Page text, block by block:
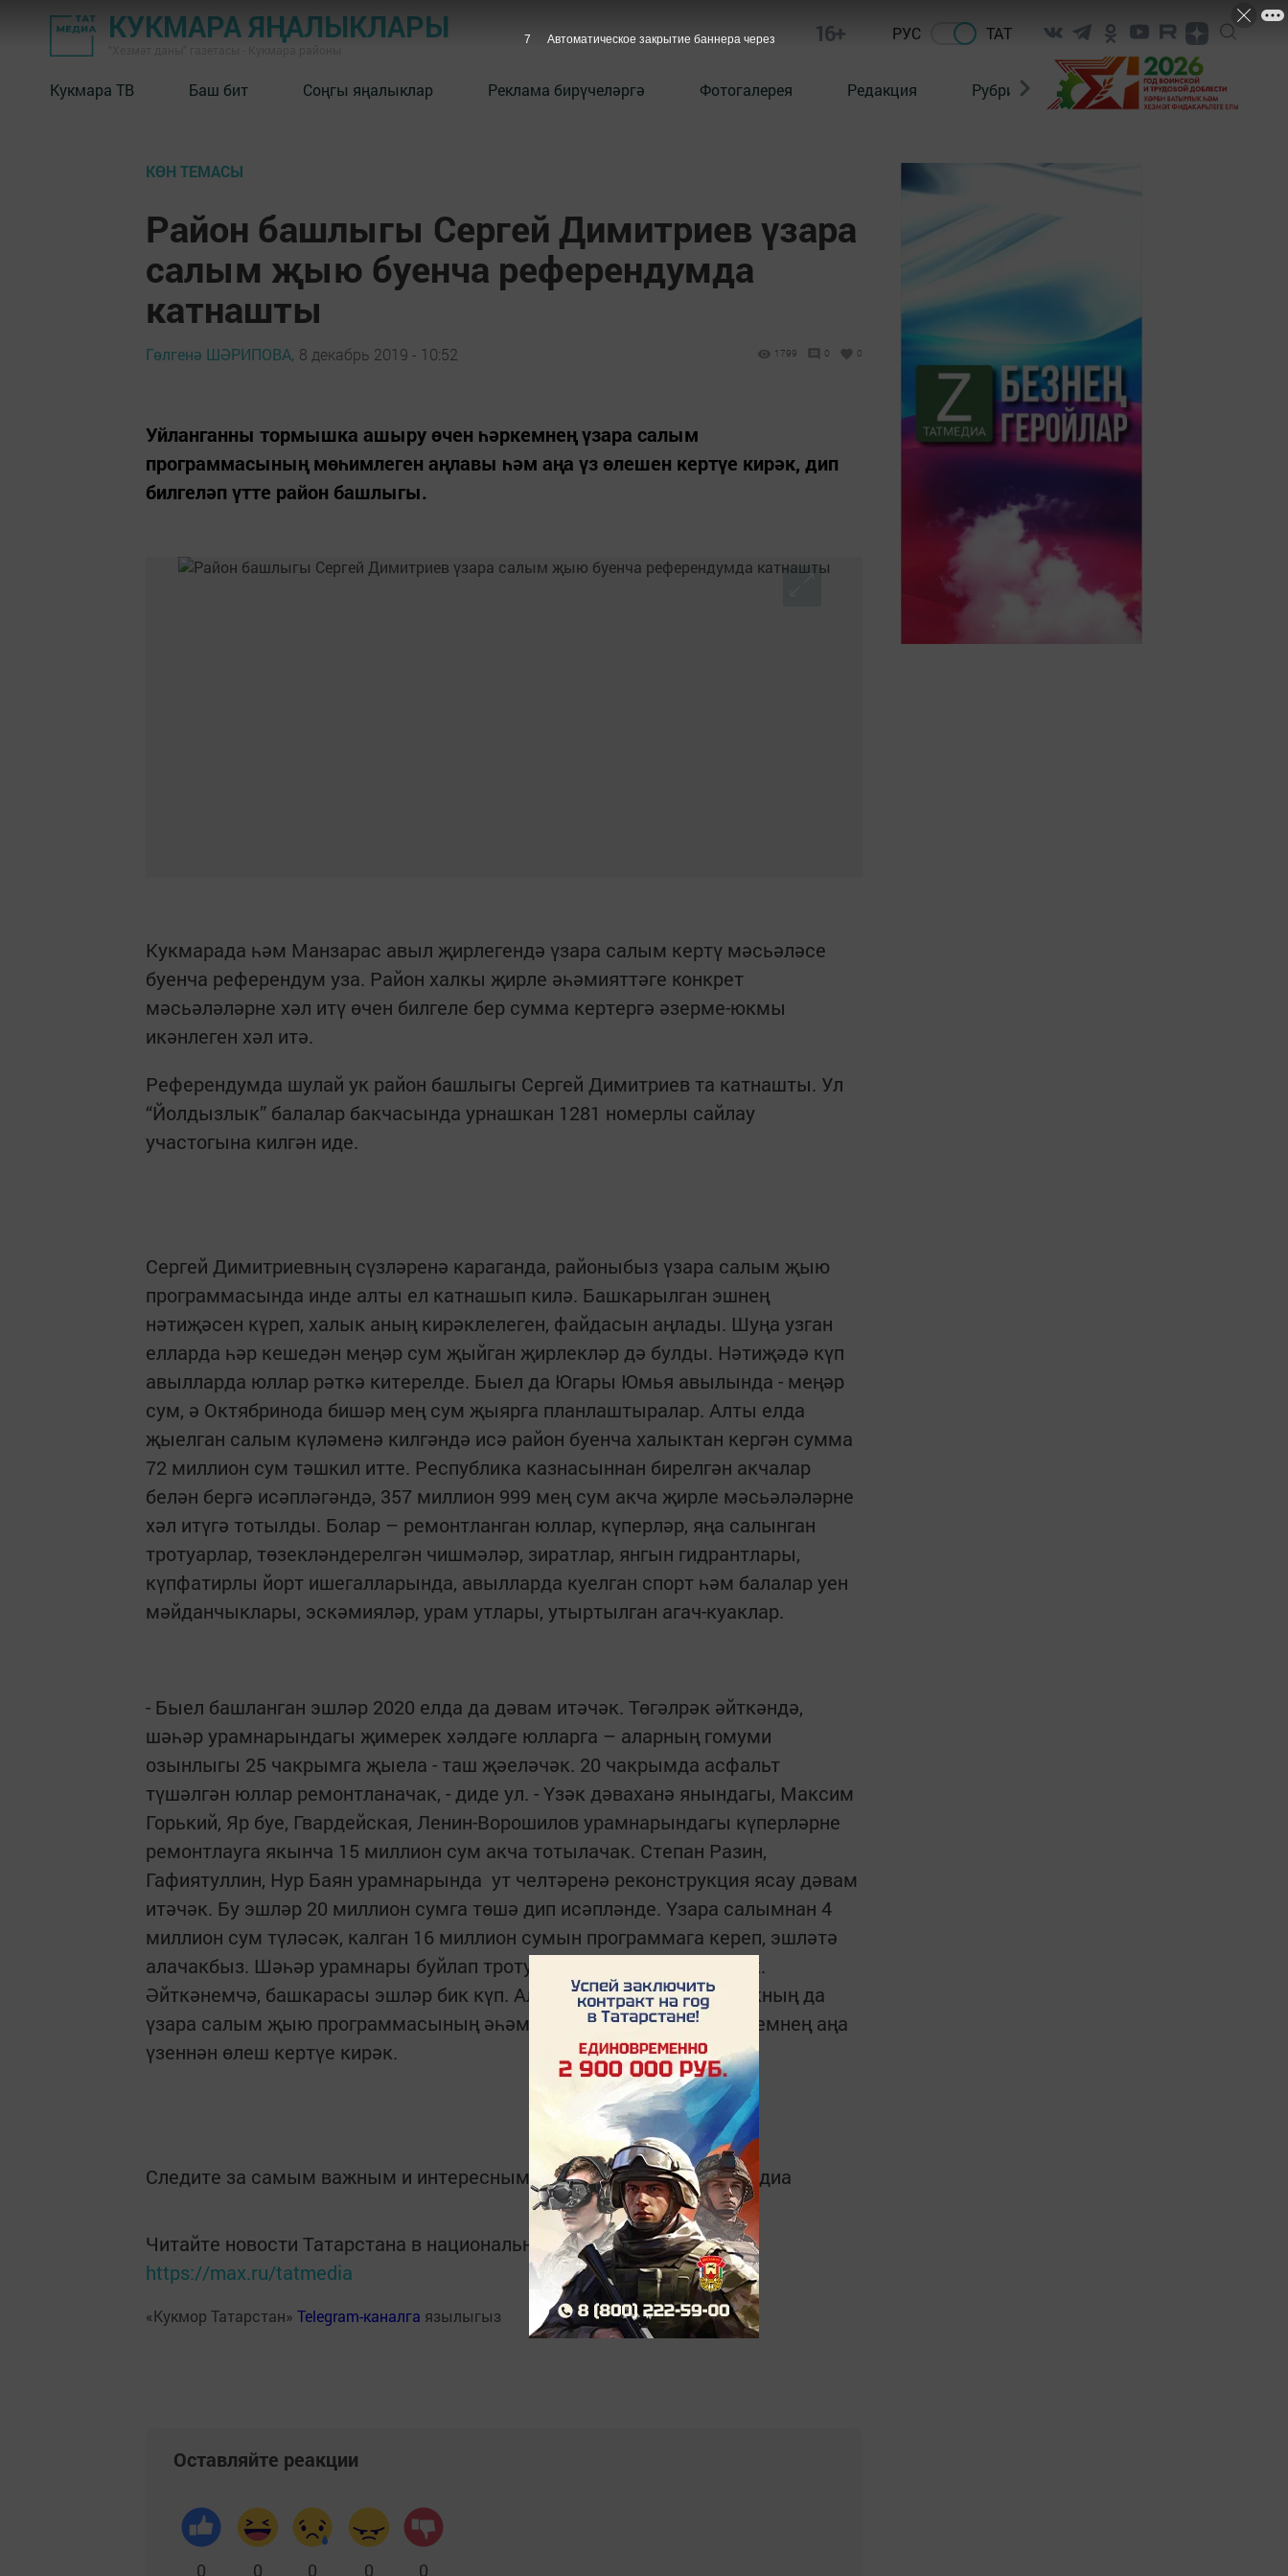
КУКМАРА ЯҢАЛЫКЛАРЫ 16+ РУС ТАТ
Кукмара ТВ Баш бит Соңгы яңалыклар Реклама бирүчеләргә Фотогалерея Редакция Рубрикалар
КӨН ТЕМАСЫ
Район башлыгы Сергей Димитриев үзара
салым җыю буенча референдумда
катнашты
Гөлгенә ШӘРИПОВА, 8 декабрь 2019 - 10:52 1799 0 0
Уйланганны тормышка ашыру өчен һәркемнең үзара салым
программасының мөһимлеген аңлавы һәм аңа үз өлешен кертүе кирәк, дип
билгеләп үтте район башлыгы.
Кукмарада һәм Манзарас авыл җирлегендә үзара салым кертү мәсьәләсе
буенча референдум уза. Район халкы җирле әһәмияттәге конкрет
мәсьәләләрне хәл итү өчен билгеле бер сумма кертергә әзерме-юкмы
икәнлеген хәл итә.
Референдумда шулай ук район башлыгы Сергей Димитриев та катнашты. Ул
“Йолдызлык” балалар бакчасында урнашкан 1281 номерлы сайлау
участогына килгән иде.
Сергей Димитриевның сүзләренә караганда, районыбыз үзара салым җыю
программасында инде алты ел катнашып килә. Башкарылган эшнең
нәтиҗәсен күреп, халык аның кирәклелеген, файдасын аңлады. Шуңа узган
елларда һәр кешедән меңәр сум җыйган җирлекләр дә булды. Нәтиҗәдә күп
авылларда юллар рәткә китерелде. Быел да Югары Юмья авылында - меңәр
сум, ә Октябринода бишәр мең сум җыярга планлаштыралар. Алты елда
җыелган салым күләменә килгәндә исә район буенча халыктан кергән сумма
72 миллион сум тәшкил итте. Республика казнасыннан бирелгән акчалар
белән бергә исәпләгәндә, 357 миллион 999 мең сум акча җирле мәсьәләләрне
хәл итүгә тотылды. Болар – ремонтланган юллар, күперләр, яңа салынган
тротуарлар, төзекләндерелгән чишмәләр, зиратлар, янгын гидрантлары,
күпфатирлы йорт ишегалларында, авылларда куелган спорт һәм балалар уен
мәйданчыклары, эскәмияләр, урам утлары, утыртылган агач-куаклар.
- Быел башланган эшләр 2020 елда да дәвам итәчәк. Төгәлрәк әйткәндә,
шәһәр урамнарындагы җимерек хәлдәге юлларга – аларның гомуми
озынлыгы 25 чакрымга җыела - таш җәеләчәк. 20 чакрымда асфальт
түшәлгән юллар ремонтланачак, - диде ул. - Үзәк дәваханә янындагы, Максим
Горький, Яр буе, Гвардейская, Ленин-Ворошилов урамнарындагы күперләрне
ремонтлауга якынча 15 миллион сум акча тотылачак. Степан Разин,
Гафиятуллин, Нур Баян урамнарында ут челтәренә реконструкция ясау дәвам
итәчәк. Бу эшләр 20 миллион сумга төшә дип исәпләнде. Үзара салымнан 4
миллион сум түләсәк, калган 16 миллион сумын программага кереп, эшләтә
алачакбыз. Шәһәр урамнары буйлап тротуарлар ясау дәвам итәчәк.
Әйткәнемчә, башкарасы эшләр бик күп. Аларны хәл итү өчен халыкның да
үзара салым җыю программасының әһәмиятлелеген аңлавы, һәркемнең аңа
үзеннән өлеш кертүе кирәк.
Следите за самым важным и интересным в Telegram-каналеТатмедиа
Читайте новости Татарстана в национальном мессенджере MАХ:
https://max.ru/tatmedia
«Кукмор Татарстан» Telegram-каналга язылыгыз
Оставляйте реакции
0 0 0 0 0
6 Автоматическое закрытие баннера через